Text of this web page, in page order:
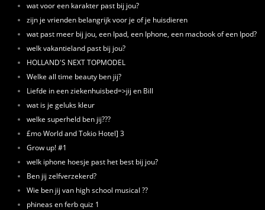
wat voor een karakter past bij jou?
zijn je vrienden belangrijk voor je of je huisdieren
wat past meer bij jou, een Ipad, een Iphone, een macbook of een Ipod?
welk vakantieland past bij jou?
HOLLAND'S NEXT TOPMODEL
Welke all time beauty ben jij?
Liefde in een ziekenhuisbed=>jij en Bill
wat is je geluks kleur
welke superheld ben jij???
£mo World and Tokio Hotel] 3
Grow up! #1
welk iphone hoesje past het best bij jou?
Ben jij zelfverzekerd?
Wie ben jij van high school musical ??
phineas en ferb quiz 1